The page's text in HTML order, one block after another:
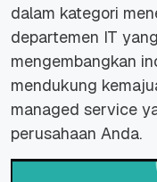
dalam kategori
departemen IT
mengembangkan
mendukung
managed service
perusahaan Anda.